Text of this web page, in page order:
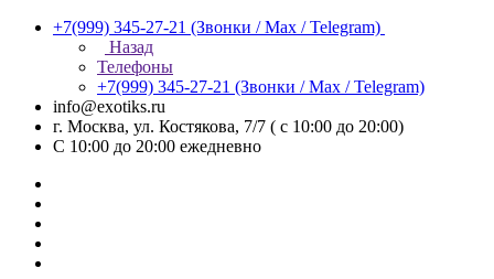
+7(999) 345-27-21 (Звонки / Max / Telegram)
Назад
Телефоны
+7(999) 345-27-21 (Звонки / Max / Telegram)
info@exotiks.ru
г. Москва, ул. Костякова, 7/7 ( с 10:00 до 20:00)
С 10:00 до 20:00 ежедневно